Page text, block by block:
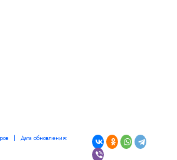
| Дата обновления: